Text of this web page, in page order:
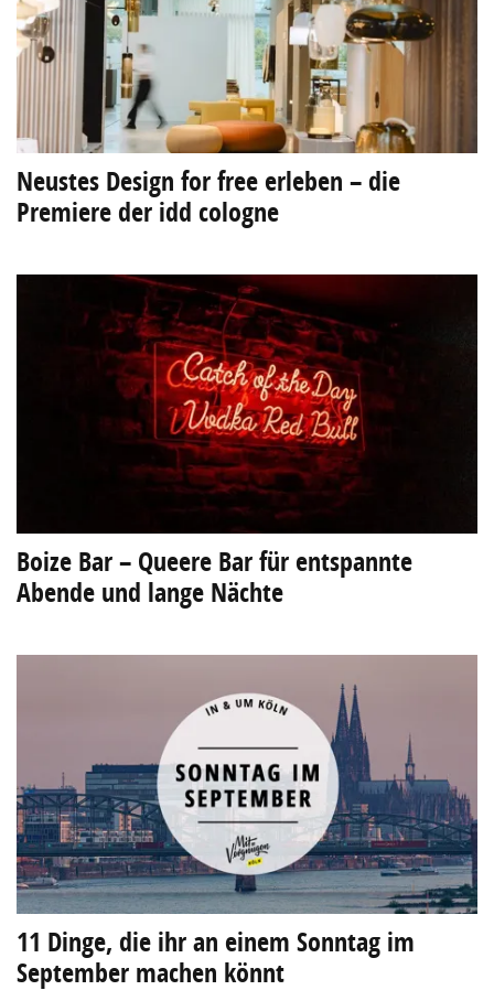
Neustes Design for free erleben – die
Premiere der idd cologne
Boize Bar – Queere Bar für entspannte
Abende und lange Nächte
11 Dinge, die ihr an einem Sonntag im
September machen könnt